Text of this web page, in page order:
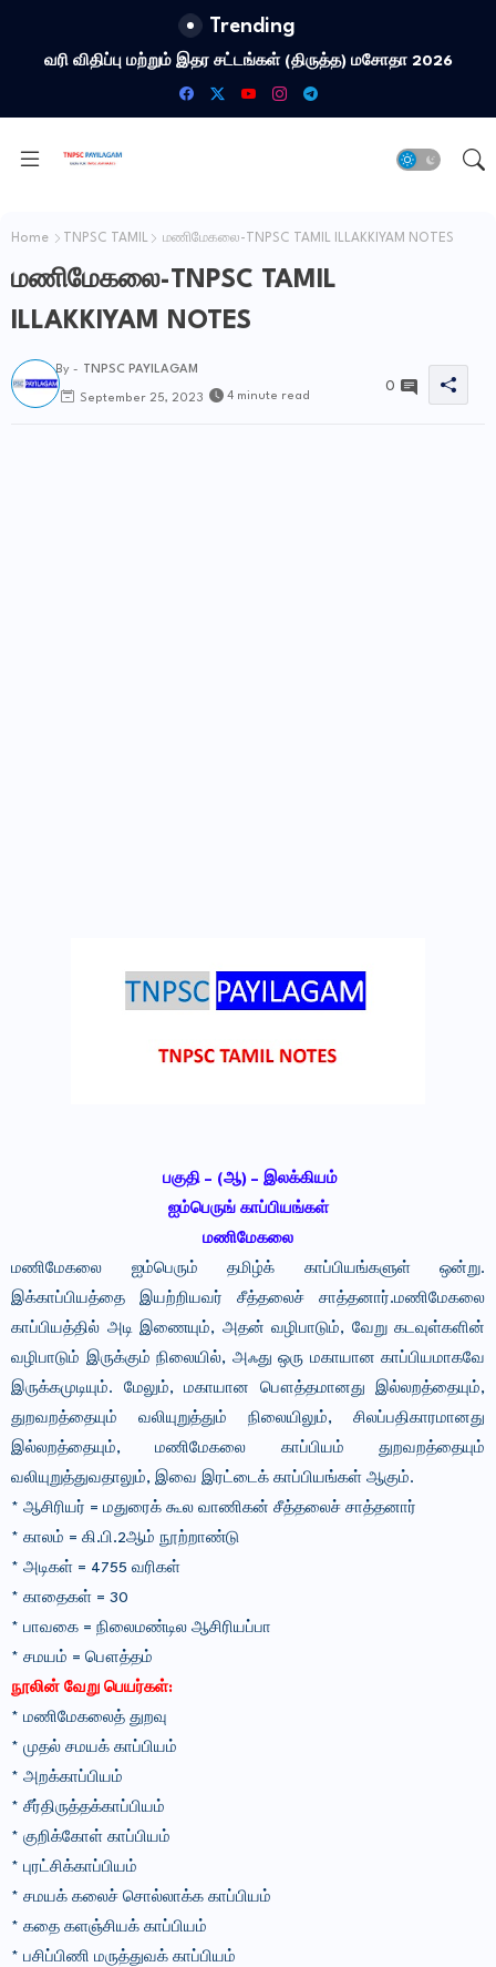
Trending
வரி விதிப்பு மற்றும் இதர சட்​டங்​கள் (திருத்த) மசோதா 2026
Home TNPSC TAMIL மணிமேகலை-TNPSC TAMIL ILLAKKIYAM NOTES
மணிமேகலை-TNPSC TAMIL
ILLAKKIYAM NOTES
By - TNPSC PAYILAGAM
September 25, 2023 4 minute read
0
பகுதி – (ஆ) – இலக்கியம்
ஐம்பெருங் காப்பியங்கள்
மணிமேகலை
மணிமேகலை ஐம்பெரும் தமிழ்க் காப்பியங்களுள் ஒன்று.
இக்காப்பியத்தை இயற்றியவர் சீத்தலைச் சாத்தனார்.மணிமேகலை
காப்பியத்தில் அடி இணையும், அதன் வழிபாடும், வேறு கடவுள்களின்
வழிபாடும் இருக்கும் நிலையில், அஃது ஒரு மகாயான காப்பியமாகவே
இருக்கமுடியும். மேலும், மகாயான பௌத்தமானது இல்லறத்தையும்,
துறவறத்தையும் வலியுறுத்தும் நிலையிலும், சிலப்பதிகாரமானது
இல்லறத்தையும், மணிமேகலை காப்பியம் துறவறத்தையும்
வலியுறுத்துவதாலும், இவை இரட்டைக் காப்பியங்கள் ஆகும்.
* ஆசிரியர் = மதுரைக் கூல வாணிகன் சீத்தலைச் சாத்தனார்
* காலம் = கி.பி.2ஆம் நூற்றாண்டு
* அடிகள் = 4755 வரிகள்
* காதைகள் = 30
* பாவகை = நிலைமண்டில ஆசிரியப்பா
* சமயம் = பௌத்தம்
நூலின் வேறு பெயர்கள்:
* மணிமேகலைத் துறவு
* முதல் சமயக் காப்பியம்
* அறக்காப்பியம்
* சீர்திருத்தக்காப்பியம்
* குறிக்கோள் காப்பியம்
* புரட்சிக்காப்பியம்
* சமயக் கலைச் சொல்லாக்க காப்பியம்
* கதை களஞ்சியக் காப்பியம்
* பசிப்பிணி மருத்துவக் காப்பியம்